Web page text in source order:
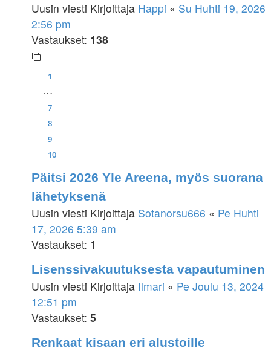
Uusin viesti Kirjoittaja Happi « Su Huhti 19, 2026
2:56 pm
Vastaukset: 138
1
…
7
8
9
10
Päitsi 2026 Yle Areena, myös suorana
lähetyksenä
Uusin viesti Kirjoittaja Sotanorsu666 « Pe Huhti
17, 2026 5:39 am
Vastaukset: 1
Lisenssivakuutuksesta vapautuminen
Uusin viesti Kirjoittaja Ilmari « Pe Joulu 13, 2024
12:51 pm
Vastaukset: 5
Renkaat kisaan eri alustoille